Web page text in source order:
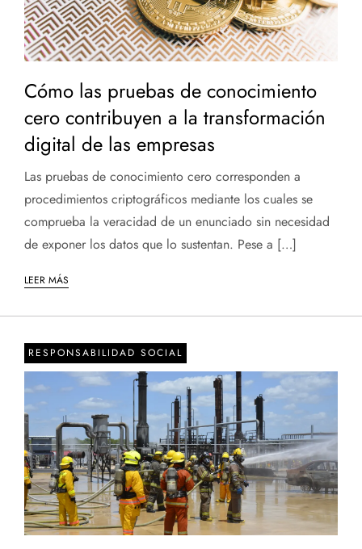
Cómo las pruebas de conocimiento
cero contribuyen a la transformación
digital de las empresas
Las pruebas de conocimiento cero corresponden a
procedimientos criptográficos mediante los cuales se
comprueba la veracidad de un enunciado sin necesidad
de exponer los datos que lo sustentan. Pese a […]
LEER MÁS
RESPONSABILIDAD SOCIAL